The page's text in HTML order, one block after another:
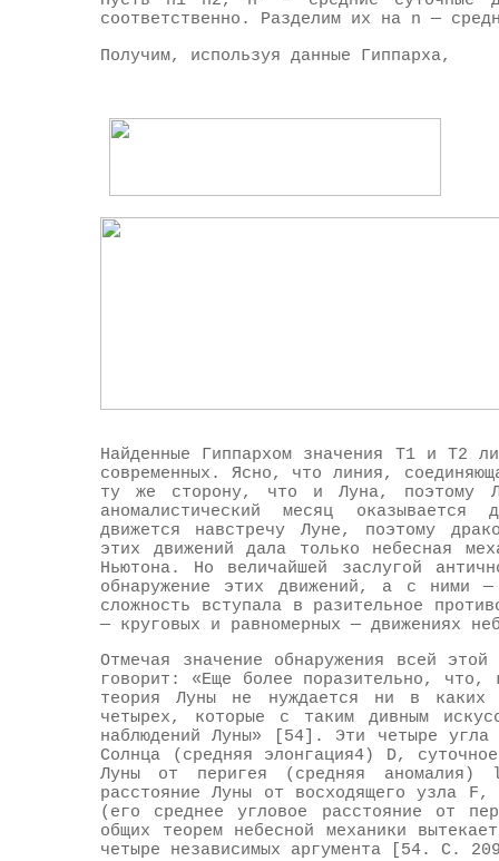
соответственно. Разделим их на n —
Получим, используя данные Гиппарха,
Найденные Гиппархом значения Т1 и Т2
современных. Ясно, что линия,
ту же сторону, что и Луна, поэтому
аномалистический месяц
движется навстречу Луне, поэтому
этих движений дала только небесная
Ньютона. Но величайшей заслугой
обнаружение этих движений, а с ними
сложность вступала в разительное
— круговых и равномерных — движениях
Отмечая значение обнаружения всей
говорит: «Еще более поразительно, что,
теория Луны не нуждается ни в каких
четырех, которые с таким дивным
наблюдений Луны» [54]. Эти четыре угла
Солнца (средняя элонгация4) D,
Луны от перигея (средняя
расстояние Луны от восходящего узла
(его среднее угловое расстояние от
общих теорем небесной механики
четыре независимых аргумента [54. С.